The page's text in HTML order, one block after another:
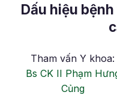
Dấu hiệu
Tham vấn Y khoa:
Bs CK II Phạm
Củng